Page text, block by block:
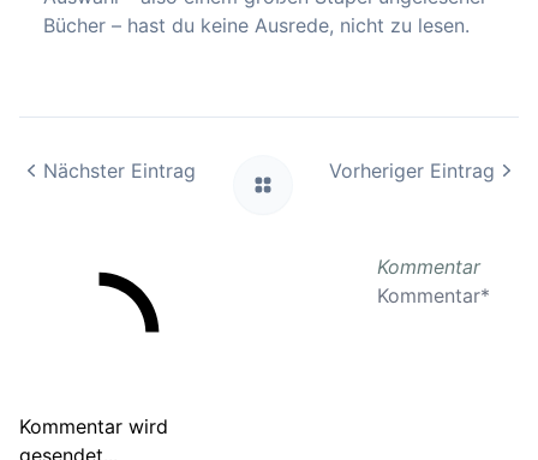
Bücher – hast du keine Ausrede, nicht zu lesen.
Nächster Eintrag Vorheriger Eintrag
Kommentar wird
Kommentar